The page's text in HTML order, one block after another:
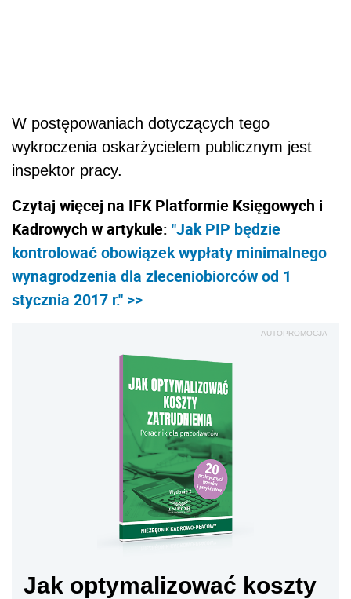
W postępowaniach dotyczących tego
wykroczenia oskarżycielem publicznym jest
inspektor pracy.
Czytaj więcej na IFK Platformie Księgowych i
Kadrowych w artykule: "Jak PIP będzie
kontrolować obowiązek wypłaty minimalnego
wynagrodzenia dla zleceniobiorców od 1
stycznia 2017 r." >>
AUTOPROMOCJA
Jak optymalizować koszty